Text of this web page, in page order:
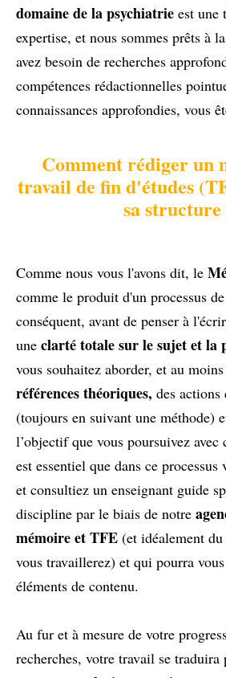
domaine de la psychiatrie est une
expertise, et nous sommes prêts à
avez besoin de recherches
compétences rédactionnelles
connaissances approfondies, vous
Comment rédiger un
travail de fin d'études
sa structure
Comme nous vous l'avons dit, le
comme le produit d'un processus
conséquent, avant de penser à
une clarté totale sur le sujet et la
vous souhaitez aborder, et au
références théoriques, des actions
(toujours en suivant une méthode)
l’objectif que vous poursuivez avec
est essentiel que dans ce
et consultiez un enseignant guide
discipline par le biais de notre
mémoire et TFE (et idéalement
vous travaillerez) et qui pourra
éléments de contenu.
Au fur et à mesure de votre
recherches, votre travail se traduira